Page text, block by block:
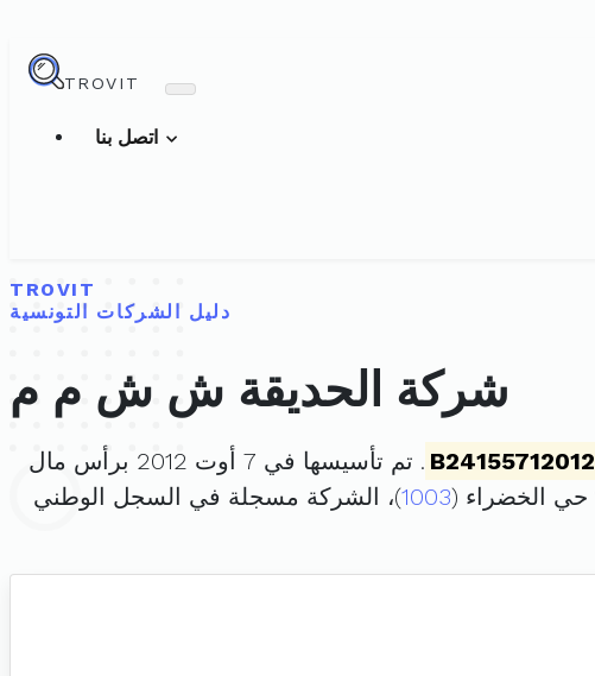
TROVIT
TROVIT
دليل الشركات التونسية
شركة الحديقة ش ش م م
B24155712012
. تم تأسيسها في 7 أوت 2012 برأس مال
1003)، الشركة مسجلة في السجل الوطني